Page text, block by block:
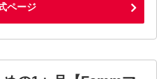
ページ